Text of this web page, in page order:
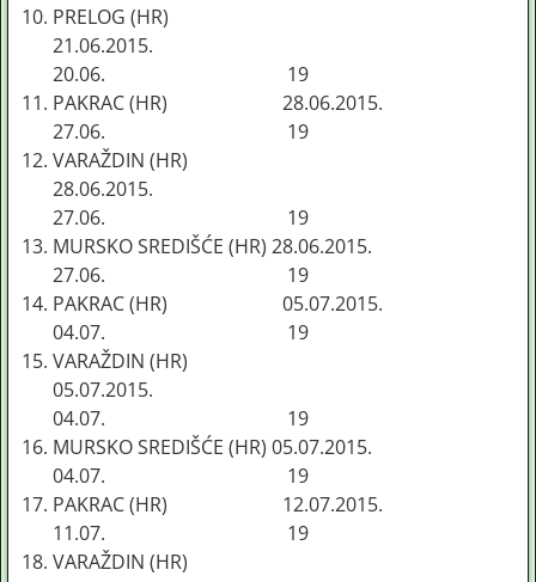
PRELOG (HR)
21.06.2015.
20.06. 19
PAKRAC (HR) 28.06.2015.
27.06. 19
VARAŽDIN (HR)
28.06.2015.
27.06. 19
MURSKO SREDIŠĆE (HR) 28.06.2015.
27.06. 19
PAKRAC (HR) 05.07.2015.
04.07. 19
VARAŽDIN (HR)
05.07.2015.
04.07. 19
MURSKO SREDIŠĆE (HR) 05.07.2015.
04.07. 19
PAKRAC (HR) 12.07.2015.
11.07. 19
VARAŽDIN (HR)